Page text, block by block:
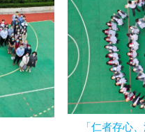
「仁者存心